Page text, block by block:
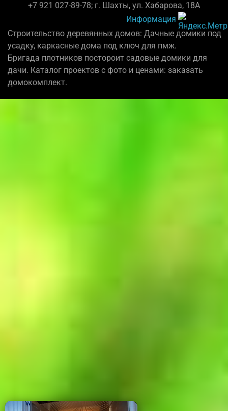
+7 921 027-89-78; г. Шахты, ул. Хабарова, 18А
Информация
Строительство деревянных домов: Дачные домики под
усадку, каркасные дома под ключ для пмж.
Бригада плотников постороит садовые домики для
дачи. Каталог проектов с фото и ценами: заказать
домокомплект.